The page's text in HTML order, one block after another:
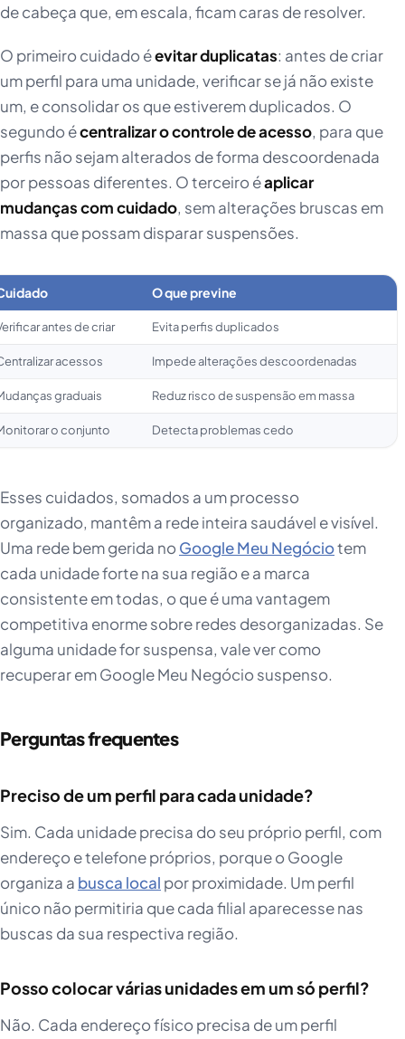
de cabeça que, em escala, ficam caras de resolver.
O primeiro cuidado éevitar duplicatas: antes de criar
um perfil para uma unidade, verificar se já não existe
um, e consolidar os que estiverem duplicados. O
segundo écentralizar o controle de acesso, para que
perfis não sejam alterados de forma descoordenada
por pessoas diferentes. O terceiro éaplicar
mudanças com cuidado, sem alterações bruscas em
massa que possam disparar suspensões.
O que previne
antes de criar Evita perfis duplicados
acessos Impede alterações descoordenadas
graduais Reduz risco de suspensão em massa
o conjunto Detecta problemas cedo
Esses cuidados, somados a um processo
organizado, mantêm a rede inteira saudável e visível.
Uma rede bem gerida noGoogle Meu Negóciotem
cada unidade forte na sua região e a marca
consistente em todas, o que é uma vantagem
competitiva enorme sobre redes desorganizadas. Se
alguma unidade for suspensa, vale ver como
recuperar em Google Meu Negócio suspenso.
Perguntas frequentes
Preciso de um perfil para cada unidade?
Sim. Cada unidade precisa do seu próprio perfil, com
endereço e telefone próprios, porque o Google
organiza a busca local por proximidade. Um perfil
único não permitiria que cada filial aparecesse nas
buscas da sua respectiva região.
Posso colocar várias unidades em um só perfil?
Não. Cada endereço físico precisa de um perfil